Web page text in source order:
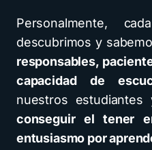
Personalmente,
descubrimos y
responsables,
capacidad de
nuestros
conseguir el tener
entusiasmo por